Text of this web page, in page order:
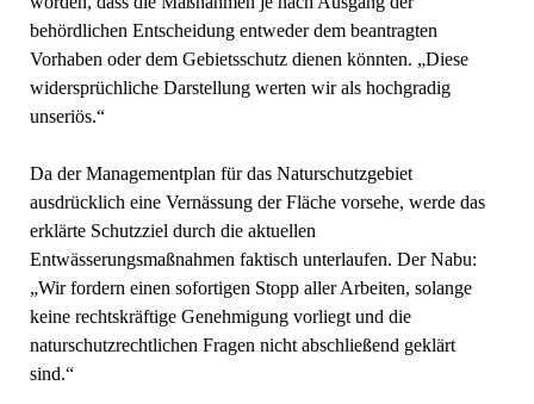
behördlichen Entscheidung entweder dem beantragten
Vorhaben oder dem Gebietsschutz dienen könnten. „Diese
widersprüchliche Darstellung werten wir als hochgradig
unseriös.“
Da der Managementplan für das Naturschutzgebiet
ausdrücklich eine Vernässung der Fläche vorsehe, werde das
erklärte Schutzziel durch die aktuellen
Entwässerungsmaßnahmen faktisch unterlaufen. Der Nabu:
„Wir fordern einen sofortigen Stopp aller Arbeiten, solange
keine rechtskräftige Genehmigung vorliegt und die
naturschutzrechtlichen Fragen nicht abschließend geklärt
sind.“